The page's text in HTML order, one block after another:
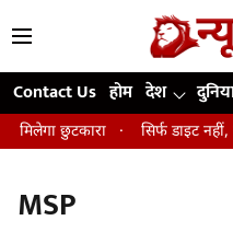
Contact Us होम देश
छुटकारा सिर्फ डाइट
MSP